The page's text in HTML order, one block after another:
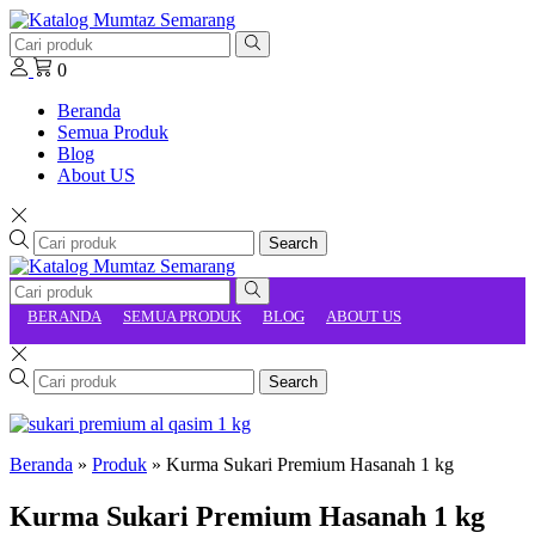
0
Beranda
Semua Produk
Blog
About US
Search
BERANDA SEMUA PRODUK BLOG ABOUT US
Search
Beranda » Produk » Kurma Sukari Premium Hasanah 1 kg
Kurma Sukari Premium Hasanah 1 kg